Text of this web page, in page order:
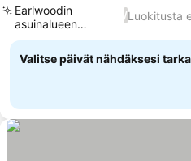
/Luokitusta
Earlwoodin
asuinalueen
viehätys
Valitse päivät nähdäksesi